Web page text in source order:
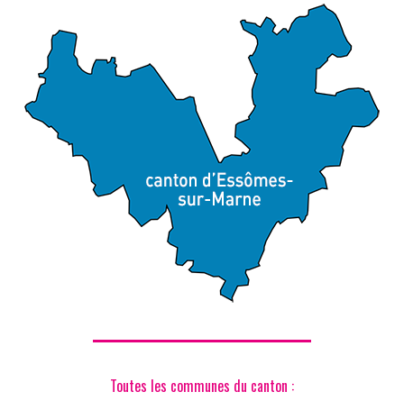
ACCÈS PARTICULIERS
AIDE AUX AIDANTS
ASSOCIATIONS
ROMPRE LA SOLITUDE
Toutes les communes du canton :